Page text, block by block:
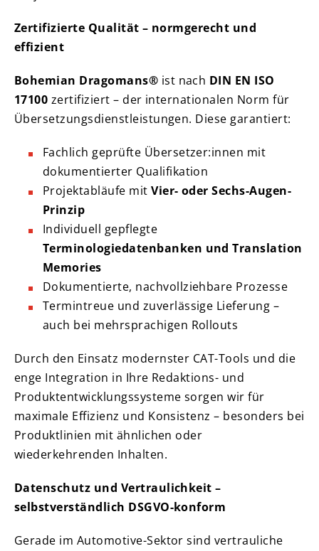
Zertifizierte Qualität – normgerecht und
effizient
Bohemian Dragomans® ist nach DIN EN ISO
17100 zertifiziert – der internationalen Norm für
Übersetzungsdienstleistungen. Diese garantiert:
Fachlich geprüfte Übersetzer:innen mit
dokumentierter Qualifikation
Projektabläufe mitVier- oder Sechs-Augen-
Prinzip
Individuell gepflegte
Terminologiedatenbanken und Translation
Memories
Dokumentierte, nachvollziehbare Prozesse
Termintreue und zuverlässige Lieferung –
auch bei mehrsprachigen Rollouts
Durch den Einsatz modernster CAT-Tools und die
enge Integration in Ihre Redaktions- und
Produktentwicklungssysteme sorgen wir für
maximale Effizienz und Konsistenz – besonders bei
Produktlinien mit ähnlichen oder
wiederkehrenden Inhalten.
Datenschutz und Vertraulichkeit –
selbstverständlich DSGVO-konform
Gerade im Automotive-Sektor sind vertrauliche